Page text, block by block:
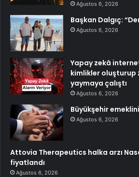
Ağustos 6, 2026
Başkan Dalgıç:
Ağustos 6, 2026
Yapay zekâ
kimlikler oluşturup
yaymaya çalıştı
Ağustos 6, 2026
Büyükşehir
Ağustos 6, 2026
Attovia Therapeutics halka arzı
fiyatlandı
Ağustos 6, 2026